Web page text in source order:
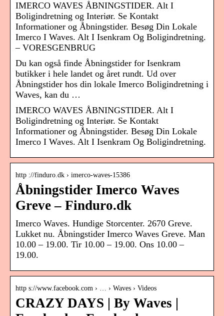
IMERCO WAVES ÅBNINGSTIDER. Alt I
Boligindretning og Interiør. Se Kontakt
Informationer og Åbningstider. Besøg Din Lokale
Imerco I Waves. Alt I Isenkram Og Boligindretning.
– VORESGENBRUG
Du kan også finde Åbningstider for Isenkram
butikker i hele landet og året rundt. Ud over
Åbningstider hos din lokale Imerco Boligindretning i
Waves​​, kan du …
IMERCO WAVES ÅBNINGSTIDER. Alt I
Boligindretning og Interiør. Se Kontakt
Informationer og Åbningstider. Besøg Din Lokale
Imerco I Waves. Alt I Isenkram Og Boligindretning.
http ://finduro.dk › imerco-waves-15386
Åbningstider Imerco Waves
Greve – Finduro.dk
Imerco Waves. Hundige Storcenter. 2670 Greve.
Lukket nu. Åbningstider Imerco Waves Greve. Man
10.00 – 19.00. Tir 10.00 – 19.00. Ons 10.00 –
19.00.
http s://www.facebook.com › … › Waves › Videos
CRAZY DAYS | By Waves |